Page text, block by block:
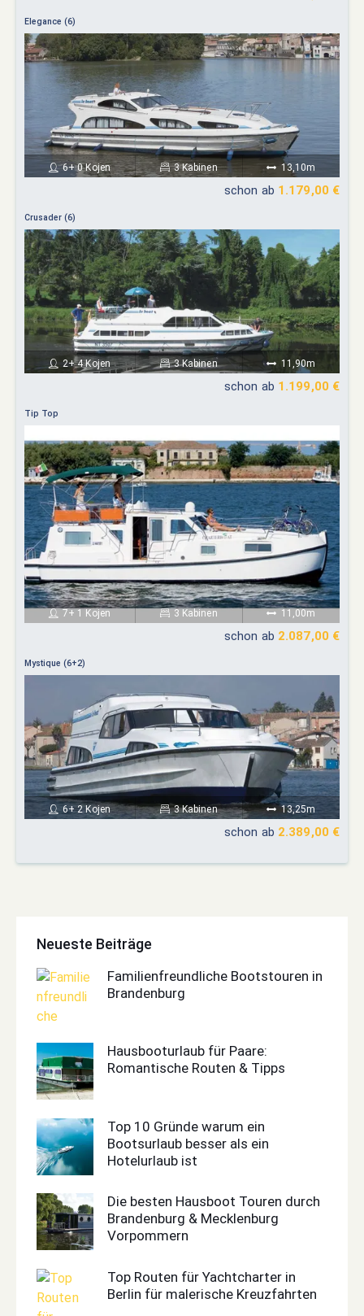
Elegance (6)
6+ 0 Kojen 3 Kabinen 13,10m
schon ab 1.179,00 €
Crusader (6)
2+ 4 Kojen 3 Kabinen 11,90m
schon ab 1.199,00 €
Tip Top
7+ 1 Kojen 3 Kabinen 11,00m
schon ab 2.087,00 €
Mystique (6+2)
6+ 2 Kojen 3 Kabinen 13,25m
schon ab 2.389,00 €
Neueste Beiträge
Familienfreundliche Bootstouren in
Brandenburg
Hausbooturlaub für Paare:
Romantische Routen & Tipps
Top 10 Gründe warum ein
Bootsurlaub besser als ein
Hotelurlaub ist
Die besten Hausboot Touren durch
Brandenburg & Mecklenburg
Vorpommern
Top Routen für Yachtcharter in
Berlin für malerische Kreuzfahrten